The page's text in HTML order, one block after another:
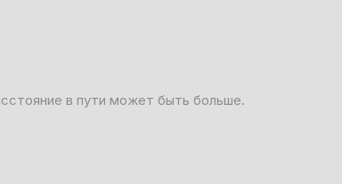
в пути может быть больше.